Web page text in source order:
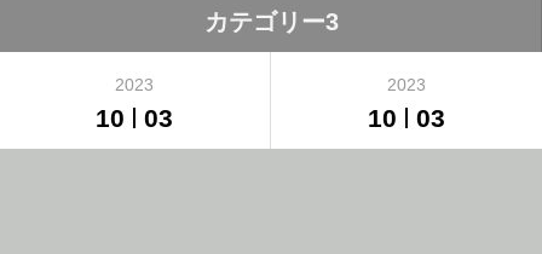
カテゴリー3
2023
10 03
2023
10 03